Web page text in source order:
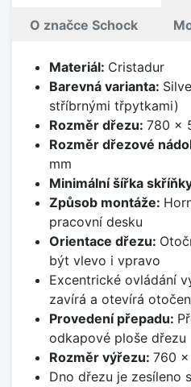
O značce Schock
Materiál: Cristadur
Barevná varianta:
stříbrnými třpytkami)
Rozměr dřezu: 780 x
Rozměr dřezové
mm
Minimální šířka
Způsob montáže:
pracovní desku
Orientace dřezu:
být vlevo i vpravo
Excentrické ovládání
zavírá a otevírá
Provedení přepadu:
odkapové ploše dřezu
Rozměr výřezu: 760
Dno dřezu je zesíleno